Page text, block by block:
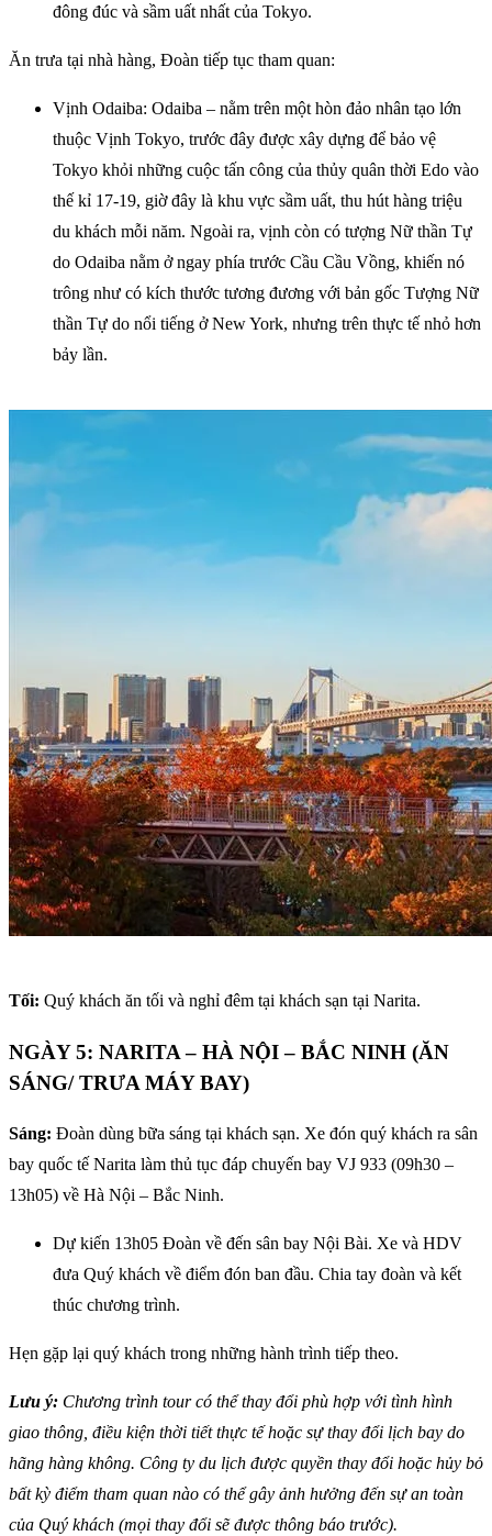
đông đúc và sầm uất nhất của Tokyo.
Ăn trưa tại nhà hàng, Đoàn tiếp tục tham quan:
Vịnh Odaiba: Odaiba – nằm trên một hòn đảo nhân tạo lớn
thuộc Vịnh Tokyo, trước đây được xây dựng để bảo vệ
Tokyo khỏi những cuộc tấn công của thủy quân thời Edo vào
thế kỉ 17-19, giờ đây là khu vực sầm uất, thu hút hàng triệu
du khách mỗi năm. Ngoài ra, vịnh còn có tượng Nữ thần Tự
do Odaiba nằm ở ngay phía trước Cầu Cầu Vồng, khiến nó
trông như có kích thước tương đương với bản gốc Tượng Nữ
thần Tự do nổi tiếng ở New York, nhưng trên thực tế nhỏ hơn
bảy lần.
Tối: Quý khách ăn tối và nghỉ đêm tại khách sạn tại Narita.
NGÀY 5: NARITA – HÀ NỘI – BẮC NINH (ĂN
SÁNG/ TRƯA MÁY BAY)
Sáng: Đoàn dùng bữa sáng tại khách sạn. Xe đón quý khách ra sân
bay quốc tế Narita làm thủ tục đáp chuyến bay VJ 933 (09h30 –
13h05) về Hà Nội – Bắc Ninh.
Dự kiến 13h05 Đoàn về đến sân bay Nội Bài. Xe và HDV
đưa Quý khách về điểm đón ban đầu. Chia tay đoàn và kết
thúc chương trình.
Hẹn gặp lại quý khách trong những hành trình tiếp theo.
Lưu ý: Chương trình tour có thể thay đổi phù hợp với tình hình
giao thông, điều kiện thời tiết thực tế hoặc sự thay đổi lịch bay do
hãng hàng không. Công ty du lịch được quyền thay đổi hoặc hủy bỏ
bất kỳ điểm tham quan nào có thể gây ảnh hưởng đến sự an toàn
của Quý khách (mọi thay đổi sẽ được thông báo trước).